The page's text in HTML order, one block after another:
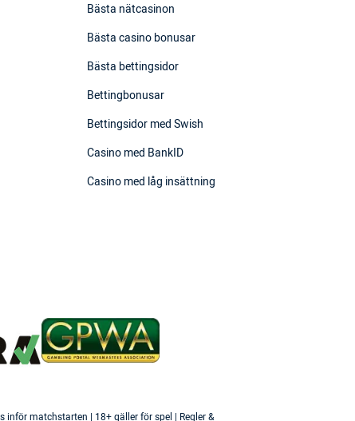
Bästa nätcasinon
Bästa casino bonusar
Bästa bettingsidor
Bettingbonusar
Bettingsidor med Swish
Casino med BankID
Casino med låg insättning
matchstarten | 18+ gäller för spel | Regler &